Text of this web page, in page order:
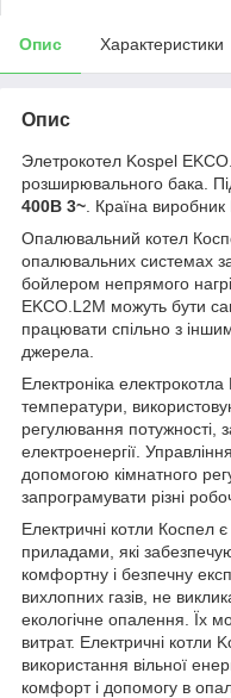
Опис Характеристики
Опис
Элетрокотел Kospel
розширювального бака.
400В 3~ . Країна
Опалювальний котел
опалювальних системах
бойлером непрямого
EKCO.L2M можуть бути
працювати спільно з
джерела.
Електроніка
температури,
регулювання потужності,
електроенергії.
допомогою кімнатного
запрограмувати різні
Електричні котли
приладами, які
комфортну і безпечну
вихлопних газів, не
екологічне опалення. Їх
витрат. Електричні котли
використання вільної
комфорт і допомогу в